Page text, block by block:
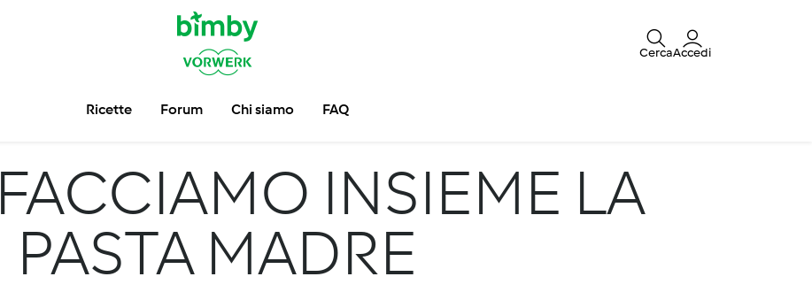
CercaAccedi
Ricette Forum Chi siamo FAQ
FACCIAMO INSIEME LA
PASTA MADRE